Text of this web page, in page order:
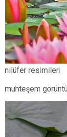
nilüfer resimileri
muhteşem